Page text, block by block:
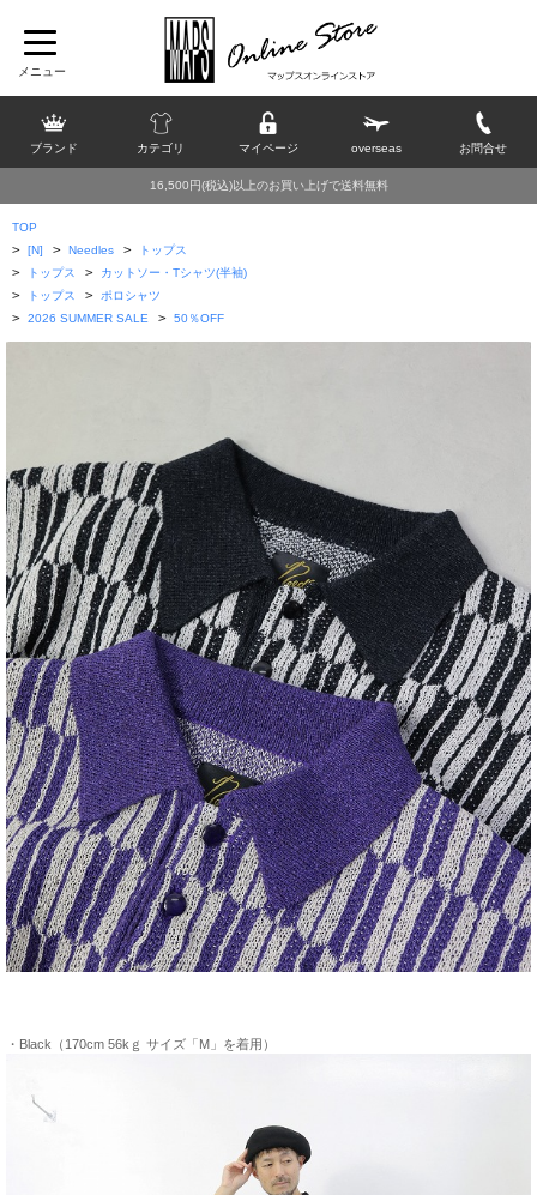
ブランド カテゴリ マイページ overseas お問合せ
16,500円(税込)以上のお買い上げで送料無料
TOP
> [N] > Needles > トップス
> トップス > カットソー・Tシャツ(半袖)
> トップス > ポロシャツ
> 2026 SUMMER SALE > 50％OFF
・Black（170cm 56kｇ サイズ「M」を着用）